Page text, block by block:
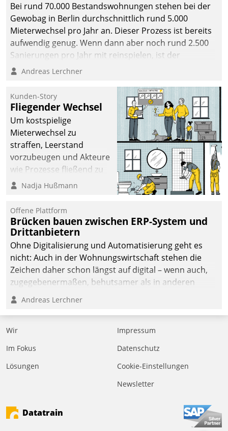
Bei rund 70.000 Bestandswohnungen stehen bei der
Gewobag in Berlin durchschnittlich rund 5.000
Mieterwechsel pro Jahr an. Dieser Prozess ist bereits
aufwendig genug. Wenn dann aber noch rund 2.500
Sanierungen pro Jahr mit reinspielen, ist der
Betreuungs- und Organisationsaufwand immens. Im
kommunale Wohnungsbauunternehmen daher
gemeinsam mit der Berliner Datatrain GmbH den
Teilprozess der Objektsanierung digitalisiert.
Andreas Lerchner
Kunden-Story
Fliegender Wechsel
Um kostspielige
Mieterwechsel zu
straffen, Leerstand
vorzubeugen und Akteure
wie Prozesse fließend zu
vernetzen, nutzt die
Jahresbeginn eine
Überblick, Einsicht und
Eingriff bietende Lösung.
Zur Entwicklung setzte
man auf
Cloudtechnologie,
bewährte und Startup-
agile Projektmethoden.
Nadja Hußmann
Offene Plattform
Brücken bauen zwischen ERP-System und
Drittanbietern
Ohne Digitalisierung und Automatisierung geht es
nicht: Auch in der Wohnungswirtschaft stehen die
Zeichen daher schon längst auf digital – wenn auch,
zugegebenermaßen, behutsamer als in anderen
Branchen.
Andreas Lerchner
Wir
Im Fokus
Lösungen
Impressum
Datenschutz
Cookie-Einstellungen
Newsletter
Datatrain